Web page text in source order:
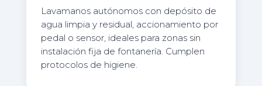
Lavamanos autónomos con depósito de
agua limpia y residual, accionamiento por
pedal o sensor, ideales para zonas sin
instalación fija de fontanería. Cumplen
protocolos de higiene.